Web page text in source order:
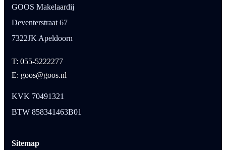
GOOS Makelaardij
Deventerstraat 67
7322JK Apeldoorn
T: 055-5222277
E: goos@goos.nl
KVK 70491321
BTW 858341463B01
Sitemap